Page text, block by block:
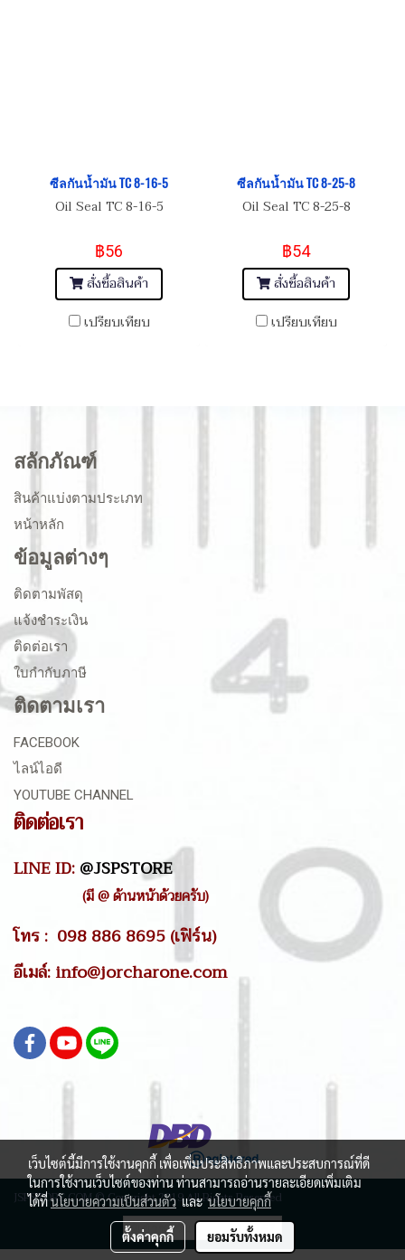
ซีลกันน้ำมัน TC 8-16-5
Oil Seal TC 8-16-5
฿56
สั่งซื้อสินค้า
เปรียบเทียบ
ซีลกันน้ำมัน TC 8-25-8
Oil Seal TC 8-25-8
฿54
สั่งซื้อสินค้า
เปรียบเทียบ
สลักภัณฑ์
สินค้าแบ่งตามประเภท
หน้าหลัก
ข้อมูลต่างๆ
ติดตามพัสดุ
แจ้งชำระเงิน
ติดต่อเรา
ใบกำกับภาษี
ติดตามเรา
FACEBOOK
ไลน์ไอดี
YOUTUBE CHANNEL
ติดต่อเรา
LINE ID:@JSPSTORE
(มี @ ด้านหน้าด้วยครับ)
โทร : 098 886 8695 (เฟิร์น)
อีเมล์: info@jorcharone.com
JSPSTORE.COM © Copyright 2019 All Rights Reserved
ผู้เข้าชมวันนี้ 14,767
เว็บไซต์นี้มีการใช้งานคุกกี้ เพื่อเพิ่มประสิทธิภาพและประสบการณ์ที่ดี
ในการใช้งานเว็บไซต์ของท่าน ท่านสามารถอ่านรายละเอียดเพิ่มเติม
ได้ที่นโยบายความเป็นส่วนตัวและนโยบายคุกกี้
ตั้งค่าคุกกี้ ยอมรับทั้งหมด